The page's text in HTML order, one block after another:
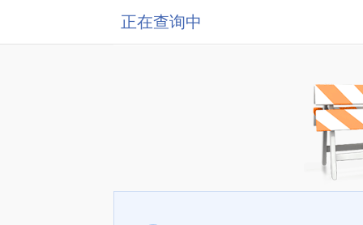
正在查询中